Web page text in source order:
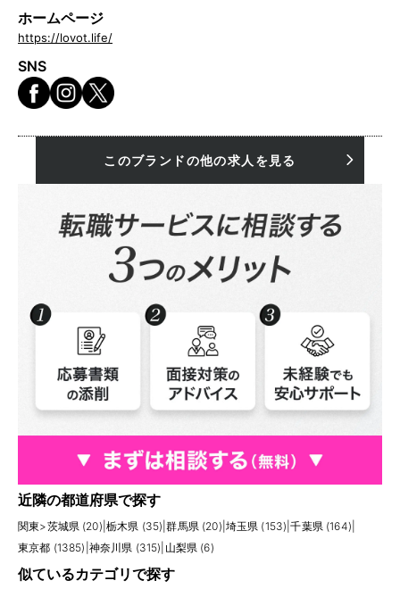
ホームページ
https://lovot.life/
SNS
このブランドの他の求人を見る
近隣の都道府県で探す
関東>茨城県 (20) 栃木県 (35) |群馬県 (20) 埼玉県 (153) |千葉県 (164)
東京都 (1385) 神奈川県 (315) 山梨県 (6)
似ているカテゴリで探す